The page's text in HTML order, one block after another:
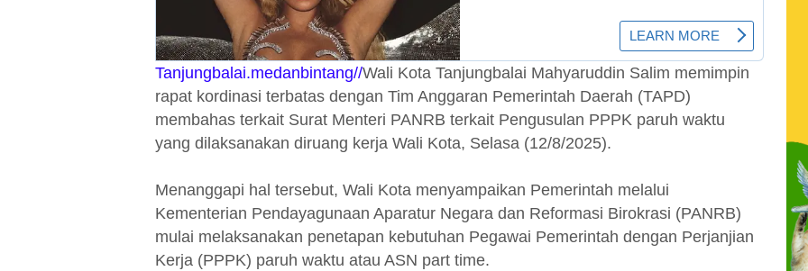
Tanjungbalai.medanbintang//Wali Kota Tanjungbalai Mahyaruddin Salim memimpin
rapat kordinasi terbatas dengan Tim Anggaran Pemerintah Daerah (TAPD)
membahas terkait Surat Menteri PANRB terkait Pengusulan PPPK paruh waktu
yang dilaksanakan diruang kerja Wali Kota, Selasa (12/8/2025).
Menanggapi hal tersebut, Wali Kota menyampaikan Pemerintah melalui
Kementerian Pendayagunaan Aparatur Negara dan Reformasi Birokrasi (PANRB)
mulai melaksanakan penetapan kebutuhan Pegawai Pemerintah dengan Perjanjian
Kerja (PPPK) paruh waktu atau ASN part time.